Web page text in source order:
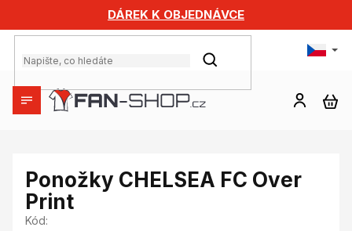
obsah
DÁREK K OBJEDNÁVCE
HLEDAT
Ponožky CHELSEA FC Over
Print
Kód: